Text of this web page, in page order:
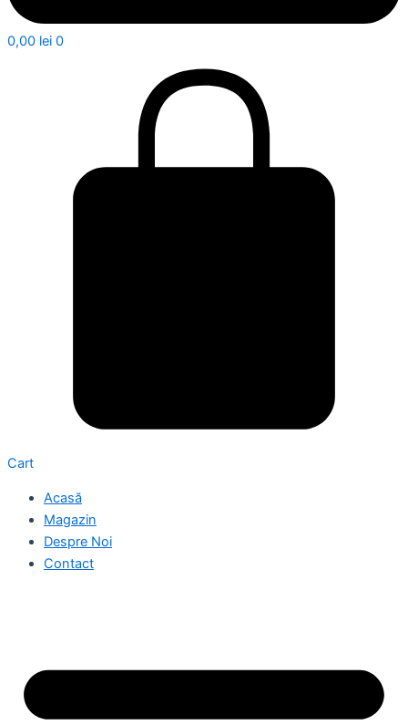
0,00 lei 0
Cart
Acasă
Magazin
Despre Noi
Contact